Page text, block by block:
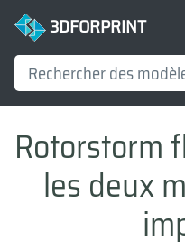
3DFORPRINT
Rotorstorm
les deux